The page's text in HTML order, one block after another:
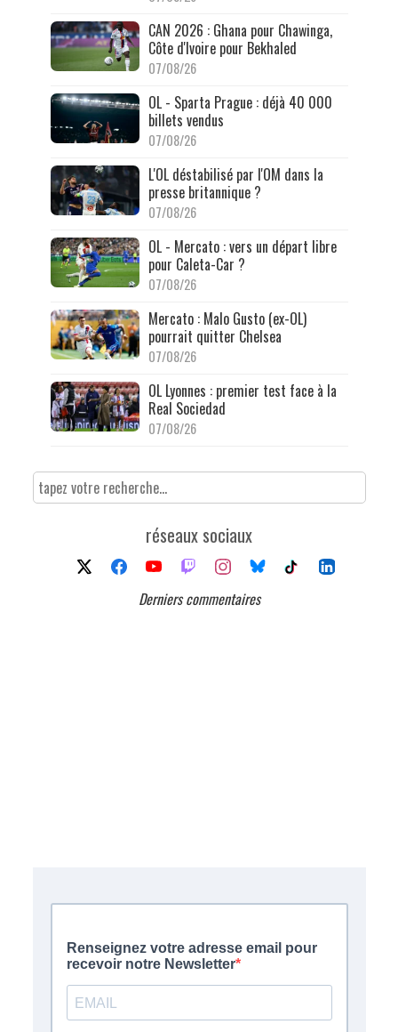
CAN 2026 : Ghana pour Chawinga,
Côte d'Ivoire pour Bekhaled
07/08/26
OL - Sparta Prague : déjà 40 000
billets vendus
07/08/26
L'OL déstabilisé par l'OM dans la
presse britannique ?
07/08/26
OL - Mercato : vers un départ libre
pour Caleta-Car ?
07/08/26
Mercato : Malo Gusto (ex-OL)
pourrait quitter Chelsea
07/08/26
OL Lyonnes : premier test face à la
Real Sociedad
07/08/26
réseaux sociaux
Derniers commentaires